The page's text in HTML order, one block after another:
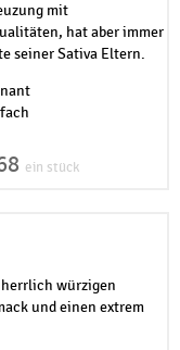
mit
hat aber immer
seiner Sativa Eltern.
ein stück
würzigen
und einen extrem